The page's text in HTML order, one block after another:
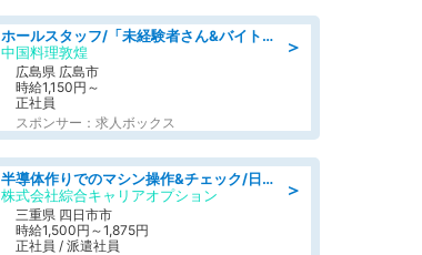
＞
ホールスタッフ/「未経験者さん&バイトデビューも大歓迎」残業ほぼなし×1日3時間〜勤務OK!フォロー体制も充実/広島県/広島市南区
中国料理敦煌
広島県 広島市
時給1,150円～
正社員
スポンサー：求人ボックス
＞
半導体作りでのマシン操作&チェック/日払いOK
株式会社綜合キャリアオプション
三重県 四日市市
時給1,500円～1,875円
正社員 / 派遣社員